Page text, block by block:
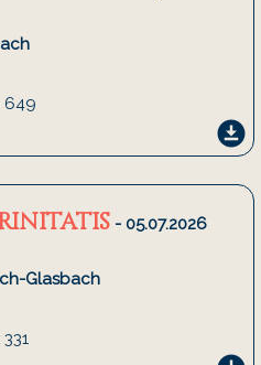
649
download_for_offline
- 05.07.2026
Glasbach